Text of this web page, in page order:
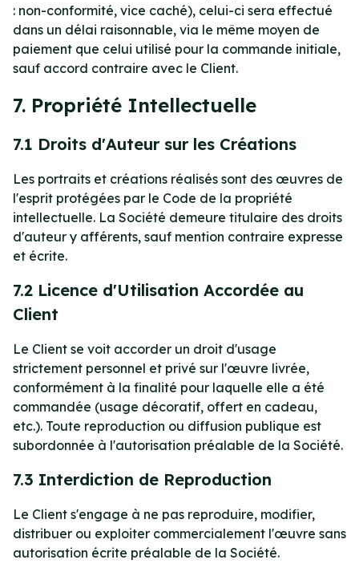
: non-conformité, vice caché), celui-ci sera effectué
dans un délai raisonnable, via le même moyen de
paiement que celui utilisé pour la commande initiale,
sauf accord contraire avec le Client.
7. Propriété Intellectuelle
7.1 Droits d'Auteur sur les Créations
Les portraits et créations réalisés sont des œuvres de
l'esprit protégées par le Code de la propriété
intellectuelle. La Société demeure titulaire des droits
d'auteur y afférents, sauf mention contraire expresse
et écrite.
7.2 Licence d'Utilisation Accordée au
Client
Le Client se voit accorder un droit d'usage
strictement personnel et privé sur l'œuvre livrée,
conformément à la finalité pour laquelle elle a été
commandée (usage décoratif, offert en cadeau,
etc.). Toute reproduction ou diffusion publique est
subordonnée à l'autorisation préalable de la Société.
7.3 Interdiction de Reproduction
Le Client s'engage à ne pas reproduire, modifier,
distribuer ou exploiter commercialement l'œuvre sans
autorisation écrite préalable de la Société.